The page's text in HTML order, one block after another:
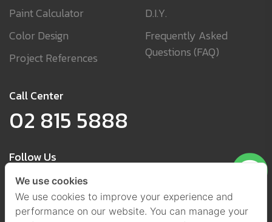
Paint Calculator
Color Design
Project References
D.I.Y.
Frequently Asked
Questions (FAQ)
Call Center
02 815 5888
Follow Us
We use cookies
We use cookies to improve your experience and
performance on our website. You can manage your